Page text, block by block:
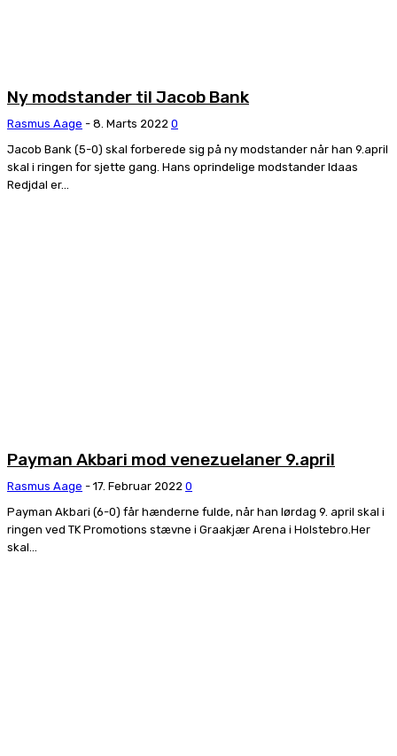
Ny modstander til Jacob Bank
Rasmus Aage - 8. Marts 2022 0
Jacob Bank (5-0) skal forberede sig på ny modstander når han 9.april
skal i ringen for sjette gang. Hans oprindelige modstander Idaas
Redjdal er...
Payman Akbari mod venezuelaner 9.april
Rasmus Aage - 17. Februar 2022 0
Payman Akbari (6-0) får hænderne fulde, når han lørdag 9. april skal i
ringen ved TK Promotions stævne i Graakjær Arena i Holstebro.Her
skal...